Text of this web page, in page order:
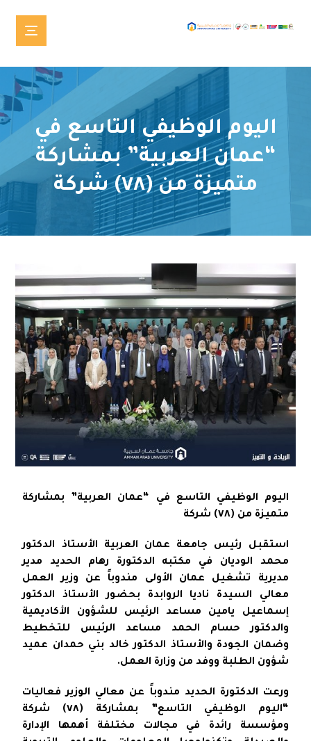
اليوم الوظيفي التاسع في
“عمان العربية” بمشاركة
متميزة من (٧٨) شركة
اليوم الوظيفي التاسع في “عمان العربية” بمشاركة
متميزة من (٧٨) شركة
استقبل رئيس جامعة عمان العربية الأستاذ الدكتور
محمد الوديان في مكتبه الدكتورة رهام الحديد مدير
مديرية تشغيل عمان الأولى مندوباً عن وزير العمل
معالي السيدة ناديا الروابدة بحضور الأستاذ الدكتور
إسماعيل يامين مساعد الرئيس للشؤون الأكاديمية
والدكتور حسام الحمد مساعد الرئيس للتخطيط
وضمان الجودة والأستاذ الدكتور خالد بني حمدان عميد
شؤون الطلبة ووفد من وزارة العمل.
ورعت الدكتورة الحديد مندوباً عن معالي الوزير فعاليات
“اليوم الوظيفي التاسع” بمشاركة (٧٨) شركة
ومؤسسة رائدة في مجالات مختلفة أهمها الإدارة